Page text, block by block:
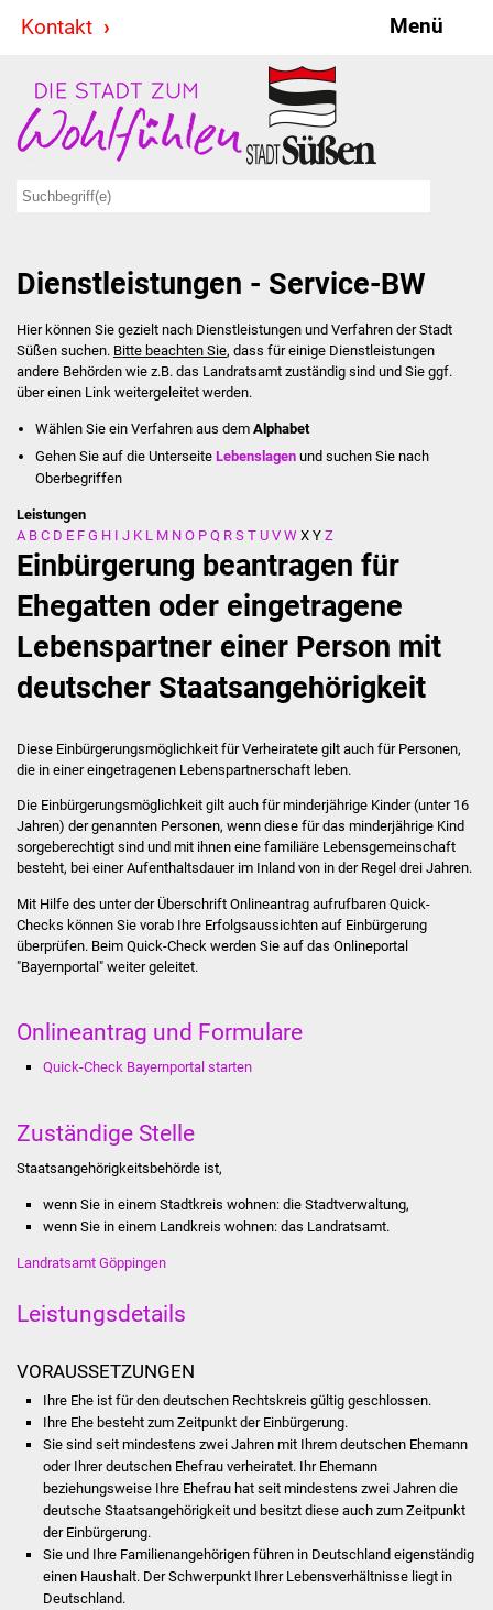
Kontakt Menü
Stadt & Politik
Bürgermeister
Ausschüsse
Ratsinformationssystem
Jugendbeirat
Summerrockfestival
Stadtverwaltung
Ansprechpartner
Behördenwegweiser
Stellenangebote
Kontakt
Veröffentlichungen
Ortsrecht
FNP / Bebauungspläne
Wahlen
Schulentwicklung Bizet
Presse
Bürger & Service
Was erledige ich wo
Dienstleistungen
Dienstleistungen - Service-BW
Hier können Sie gezielt nach Dienstleistungen und Verfahren der Stadt
Süßen suchen. Bitte beachten Sie, dass für einige Dienstleistungen
andere Behörden wie z.B. das Landratsamt zuständig sind und Sie ggf.
über einen Link weitergeleitet werden.
Wählen Sie ein Verfahren aus dem Alphabet
Gehen Sie auf die UnterseiteLebenslagen und suchen Sie nach
Oberbegriffen
Leistungen
A B C D E F G H I J K L M N O P Q R S T U V W X Y Z
Einbürgerung beantragen für
Ehegatten oder eingetragene
Lebenspartner einer Person mit
deutscher Staatsangehörigkeit
Diese Einbürgerungsmöglichkeit für Verheiratete gilt auch für Personen,
die in einer eingetragenen Lebenspartnerschaft leben.
Die Einbürgerungsmöglichkeit gilt auch für minderjährige Kinder (unter 16
Jahren) der genannten Personen, wenn diese für das minderjährige Kind
sorgeberechtigt sind und mit ihnen eine familiäre Lebensgemeinschaft
besteht, bei einer Aufenthaltsdauer im Inland von in der Regel drei Jahren.
Mit Hilfe des unter der Überschrift Onlineantrag aufrufbaren Quick-
Checks können Sie vorab Ihre Erfolgsaussichten auf Einbürgerung
überprüfen. Beim Quick-Check werden Sie auf das Onlineportal
"Bayernportal" weiter geleitet.
Onlineantrag und Formulare
Quick-Check Bayernportal starten
Zuständige Stelle
Staatsangehörigkeitsbehörde ist,
wenn Sie in einem Stadtkreis wohnen: die Stadtverwaltung,
wenn Sie in einem Landkreis wohnen: das Landratsamt.
Landratsamt Göppingen
Leistungsdetails
VORAUSSETZUNGEN
Ihre Ehe ist für den deutschen Rechtskreis gültig geschlossen.
Ihre Ehe besteht zum Zeitpunkt der Einbürgerung.
Sie sind seit mindestens zwei Jahren mit Ihrem deutschen Ehemann
oder Ihrer deutschen Ehefrau verheiratet. Ihr Ehemann
beziehungsweise Ihre Ehefrau hat seit mindestens zwei Jahren die
deutsche Staatsangehörigkeit und besitzt diese auch zum Zeitpunkt
der Einbürgerung.
Sie und Ihre Familienangehörigen führen in Deutschland eigenständig
einen Haushalt. Der Schwerpunkt Ihrer Lebensverhältnisse liegt in
Deutschland.